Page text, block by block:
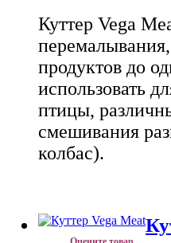
Куттер Vega
продуктов до
использовать
птицы,
смешивания
колбас).